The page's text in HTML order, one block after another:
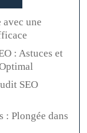
une
: Astuces et
SEO
: Plongée dans